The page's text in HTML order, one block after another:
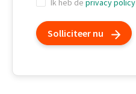
Ik heb de privacy policy
Solliciteer nu